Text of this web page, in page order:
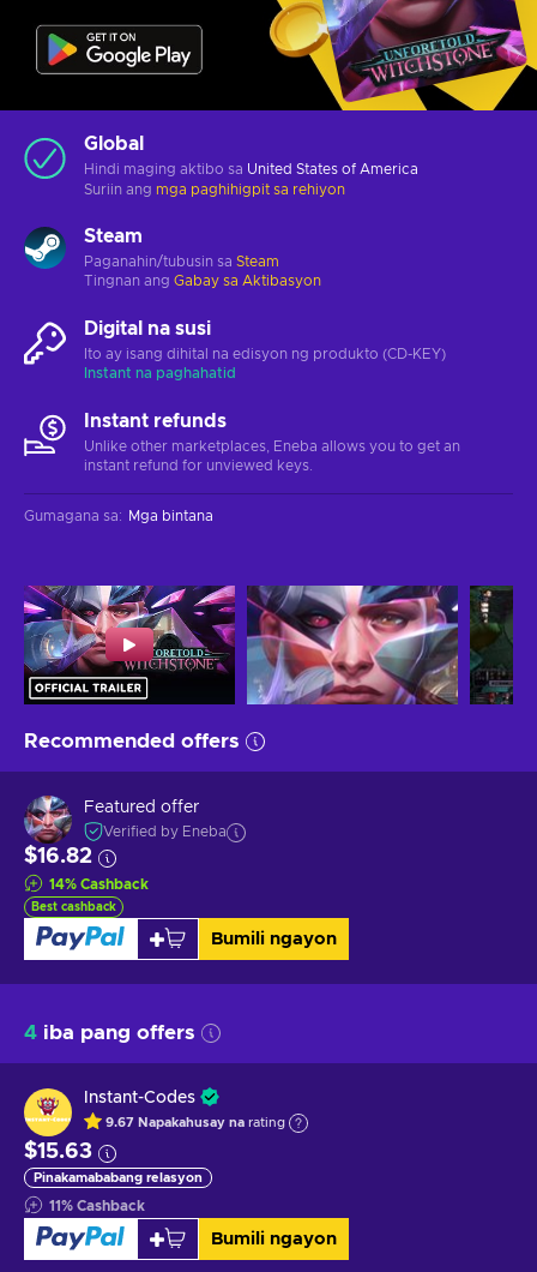
Global
Hindi maging aktibo sa United States of America
Suriin ang mga paghihigpit sa rehiyon
Steam
Paganahin/tubusin sa Steam
Tingnan ang Gabay sa Aktibasyon
Digital na susi
Ito ay isang dihital na edisyon ng produkto (CD-KEY)
Instant na paghahatid
Instant refunds
Unlike other marketplaces, Eneba allows you to get an
instant refund for unviewed keys.
Gumagana sa: Mga bintana
Recommended offers
Featured offer
Verified by Eneba
$16.82
14% Cashback
Best cashback
Bumili ngayon
4 iba pang offers
Instant-Codes
9.67 Napakahusay na rating
$15.63
Pinakamababang relasyon
11% Cashback
Bumili ngayon